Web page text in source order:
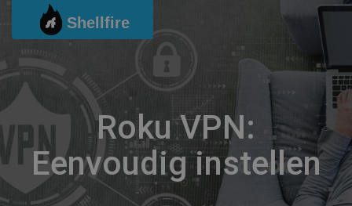
Shellfire
de
Roku VPN:
Eenvoudig instellen